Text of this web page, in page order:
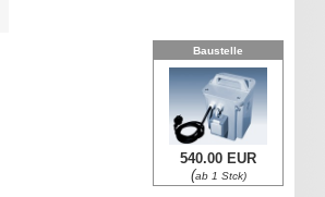
Baustelle
540.00 EUR
(ab 1 Stck)